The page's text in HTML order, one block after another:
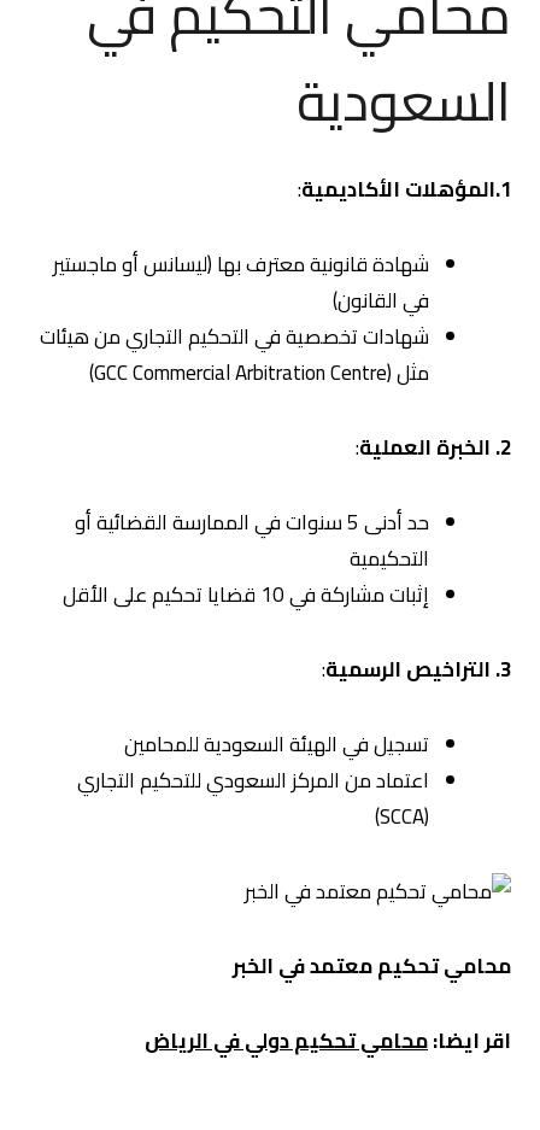
السعودية
1.المؤهلات الأكاديمية
:
شهادة قانونية معترف بها (ليسانس أو ماجستير
في القانون)
شهادات تخصصية في التحكيم التجاري من هيئات
مثل (GCC Commercial Arbitration Centre)
2. الخبرة العملية
:
حد أدنى 5 سنوات في الممارسة القضائية أو
التحكيمية
إثبات مشاركة في 10 قضايا تحكيم على الأقل
3. التراخيص الرسمية
:
تسجيل في الهيئة السعودية للمحامين
اعتماد من المركز السعودي للتحكيم التجاري
(SCCA)
محامي تحكيم معتمد في الخبر
اقر ايضا:محامي تحكيم دولي في الرياض